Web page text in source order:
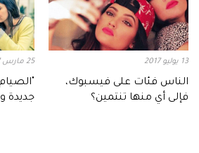
13 يوليو 2017
الناس فئات على فيسبوك،
فإلى أي منها تنتمين؟
25 مارس 2017
جديدة